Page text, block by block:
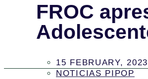
FROC
15 FEBRUARY, 2023
NOTICIAS PIPOP